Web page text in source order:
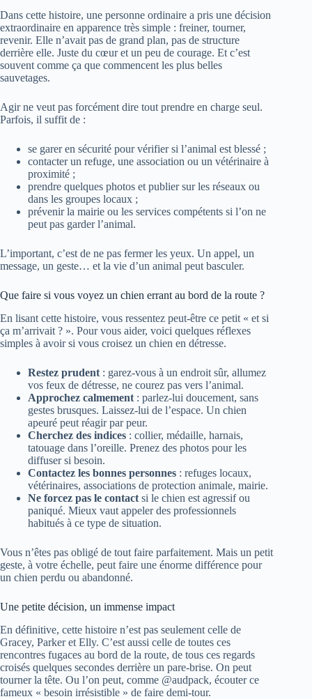
Dans cette histoire, une personne ordinaire a pris une décision
extraordinaire en apparence très simple : freiner, tourner,
revenir. Elle n’avait pas de grand plan, pas de structure
derrière elle. Juste du cœur et un peu de courage. Et c’est
souvent comme ça que commencent les plus belles
sauvetages.
Agir ne veut pas forcément dire tout prendre en charge seul.
Parfois, il suffit de :
se garer en sécurité pour vérifier si l’animal est blessé ;
contacter un refuge, une association ou un vétérinaire à
proximité ;
prendre quelques photos et publier sur les réseaux ou
dans les groupes locaux ;
prévenir la mairie ou les services compétents si l’on ne
peut pas garder l’animal.
L’important, c’est de ne pas fermer les yeux. Un appel, un
message, un geste… et la vie d’un animal peut basculer.
Que faire si vous voyez un chien errant au bord de la route ?
En lisant cette histoire, vous ressentez peut-être ce petit « et si
ça m’arrivait ? ». Pour vous aider, voici quelques réflexes
simples à avoir si vous croisez un chien en détresse.
Restez prudent : garez-vous à un endroit sûr, allumez
vos feux de détresse, ne courez pas vers l’animal.
Approchez calmement : parlez-lui doucement, sans
gestes brusques. Laissez-lui de l’espace. Un chien
apeuré peut réagir par peur.
Cherchez des indices : collier, médaille, harnais,
tatouage dans l’oreille. Prenez des photos pour les
diffuser si besoin.
Contactez les bonnes personnes : refuges locaux,
vétérinaires, associations de protection animale, mairie.
Ne forcez pas le contact si le chien est agressif ou
paniqué. Mieux vaut appeler des professionnels
habitués à ce type de situation.
Vous n’êtes pas obligé de tout faire parfaitement. Mais un petit
geste, à votre échelle, peut faire une énorme différence pour
un chien perdu ou abandonné.
Une petite décision, un immense impact
En définitive, cette histoire n’est pas seulement celle de
Gracey, Parker et Elly. C’est aussi celle de toutes ces
rencontres fugaces au bord de la route, de tous ces regards
croisés quelques secondes derrière un pare-brise. On peut
tourner la tête. Ou l’on peut, comme @audpack, écouter ce
fameux « besoin irrésistible » de faire demi-tour.